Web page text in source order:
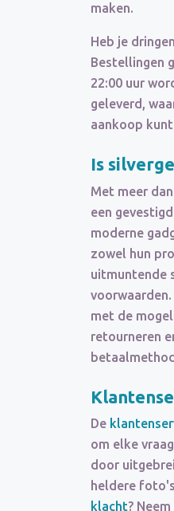
maken.
Heb je
Bestellingen
22:00 uur
geleverd,
aankoop
Is
Met meer
een
moderne
zowel hun
uitmuntende
met de
retourneren
De
om elke
door
heldere
klacht?